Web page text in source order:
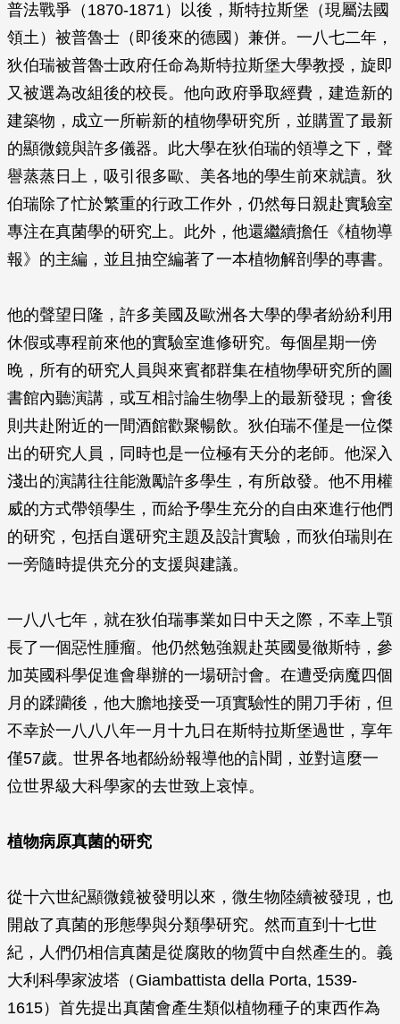
普法戰爭（1870-1871）以後，斯特拉斯堡（現屬法國
領土）被普魯士（即後來的德國）兼併。一八七二年，
狄伯瑞被普魯士政府任命為斯特拉斯堡大學教授，旋即
又被選為改組後的校長。他向政府爭取經費，建造新的
建築物，成立一所嶄新的植物學研究所，並購置了最新
的顯微鏡與許多儀器。此大學在狄伯瑞的領導之下，聲
譽蒸蒸日上，吸引很多歐、美各地的學生前來就讀。狄
伯瑞除了忙於繁重的行政工作外，仍然每日親赴實驗室
專注在真菌學的研究上。此外，他還繼續擔任《植物導
報》的主編，並且抽空編著了一本植物解剖學的專書。
他的聲望日隆，許多美國及歐洲各大學的學者紛紛利用
休假或專程前來他的實驗室進修研究。每個星期一傍
晚，所有的研究人員與來賓都群集在植物學研究所的圖
書館內聽演講，或互相討論生物學上的最新發現；會後
則共赴附近的一間酒館歡聚暢飲。狄伯瑞不僅是一位傑
出的研究人員，同時也是一位極有天分的老師。他深入
淺出的演講往往能激勵許多學生，有所啟發。他不用權
威的方式帶領學生，而給予學生充分的自由來進行他們
的研究，包括自選研究主題及設計實驗，而狄伯瑞則在
一旁隨時提供充分的支援與建議。
一八八七年，就在狄伯瑞事業如日中天之際，不幸上顎
長了一個惡性腫瘤。他仍然勉強親赴英國曼徹斯特，參
加英國科學促進會舉辦的一場研討會。在遭受病魔四個
月的蹂躪後，他大膽地接受一項實驗性的開刀手術，但
不幸於一八八八年一月十九日在斯特拉斯堡過世，享年
僅57歲。世界各地都紛紛報導他的訃聞，並對這麼一
位世界級大科學家的去世致上哀悼。
植物病原真菌的研究
從十六世紀顯微鏡被發明以來，微生物陸續被發現，也
開啟了真菌的形態學與分類學研究。然而直到十七世
紀，人們仍相信真菌是從腐敗的物質中自然產生的。義
大利科學家波塔（Giambattista della Porta, 1539-
1615）首先提出真菌會產生類似植物種子的東西作為